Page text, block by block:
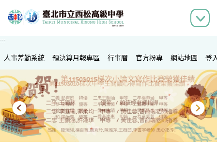
到
容
區
:::
人事差勤系統 預決算月報專區 行事曆 官方粉專 網站地圖 登